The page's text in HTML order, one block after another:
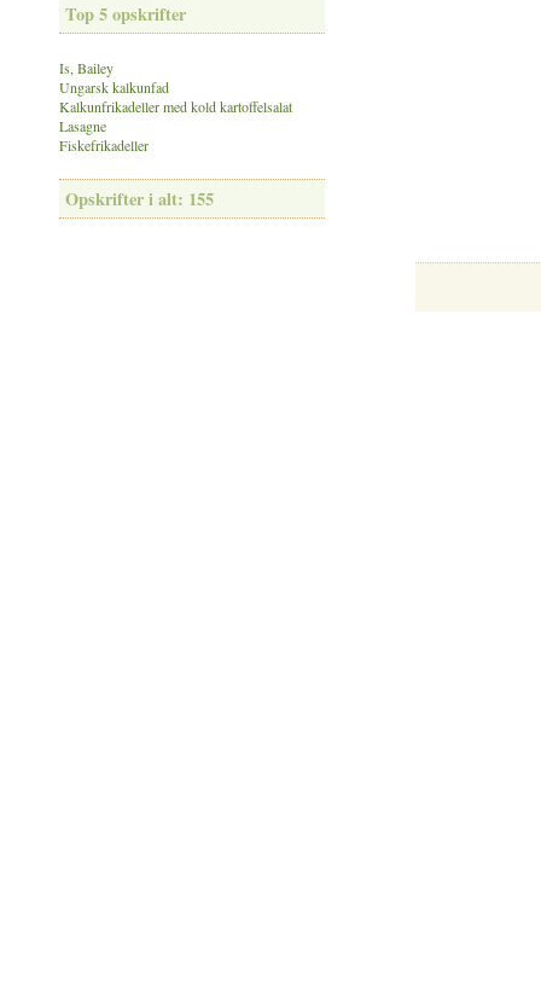
Top 5 opskrifter
Is, Bailey
Ungarsk kalkunfad
Kalkunfrikadeller med kold kartoffelsalat
Lasagne
Fiskefrikadeller
Opskrifter i alt: 155